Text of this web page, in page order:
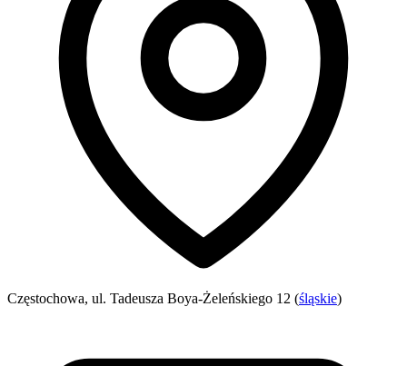
Częstochowa, ul. Tadeusza Boya-Żeleńskiego 12 (śląskie)